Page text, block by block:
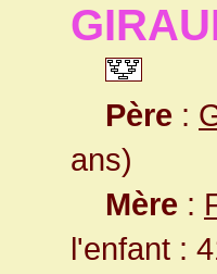
Père :
ans)
Mère :
l'enfant :